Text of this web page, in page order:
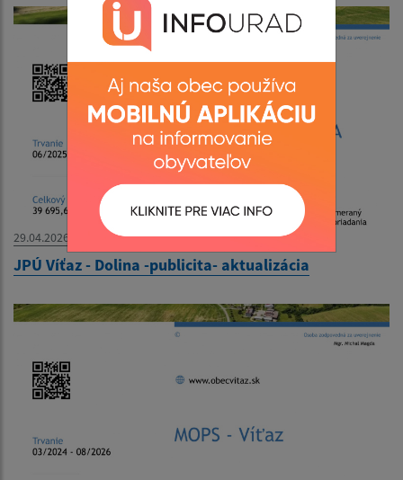
29.04.2026
JPÚ Víťaz - Dolina -publicita- aktualizácia